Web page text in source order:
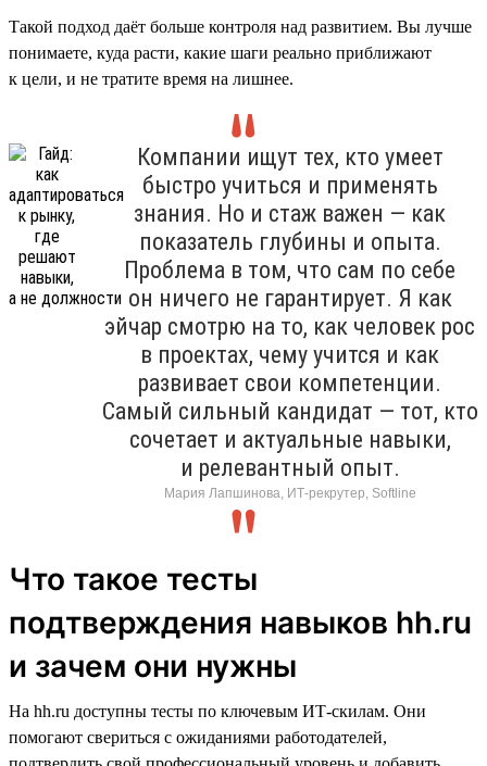
Такой подход даёт больше контроля над развитием. Вы лучше
понимаете, куда расти, какие шаги реально приближают
к цели, и не тратите время на лишнее.
Компании ищут тех, кто умеет
быстро учиться и применять
знания. Но и стаж важен — как
показатель глубины и опыта.
Проблема в том, что сам по себе
он ничего не гарантирует. Я как
эйчар смотрю на то, как человек рос
в проектах, чему учится и как
развивает свои компетенции.
Самый сильный кандидат — тот, кто
сочетает и актуальные навыки,
и релевантный опыт.
Мария Лапшинова, ИТ-рекрутер, Softline
Что такое тесты
подтверждения навыков hh.ru
и зачем они нужны
На hh.ru доступны тесты по ключевым ИТ-скилам. Они
помогают свериться с ожиданиями работодателей,